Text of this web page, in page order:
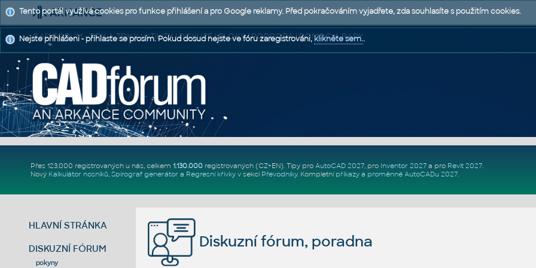
CAD FÓRUM - TIPY A TRIKY | UTILITY | DISKUZE | BLOKY | PODPORA | POMOC A RADY
Přes 123.000 registrovaných u nás, celkem 1.130.000registrovaných (CZ+EN). Tipy pro AutoCAD 2027, pro Inventor 2027a pro Revit 2027.
Nový Kalkulátor nosníků, Spirograf generátor a Regresní křivkyv sekci Převodníky. Kompletní příkazya proměnné AutoCADu 2027.
HLAVNÍ STRÁNKA
DISKUZNÍ FÓRUM
pokyny
Diskuzní fórum, poradna
Tento portál využívá cookies pro funkce přihlášení a pro Google reklamy. Před pokračováním vyjadřete, zda souhlasíte s použitím cookies.
Nejste přihlášeni - přihlaste se prosím. Pokud dosud nejste ve fóru zaregistrováni,klikněte sem..